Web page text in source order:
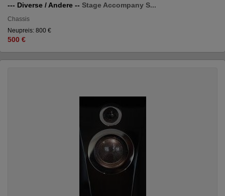
--- Diverse / Andere -- Stage Accompany S...
Chassis
Neupreis: 800 €
500 €